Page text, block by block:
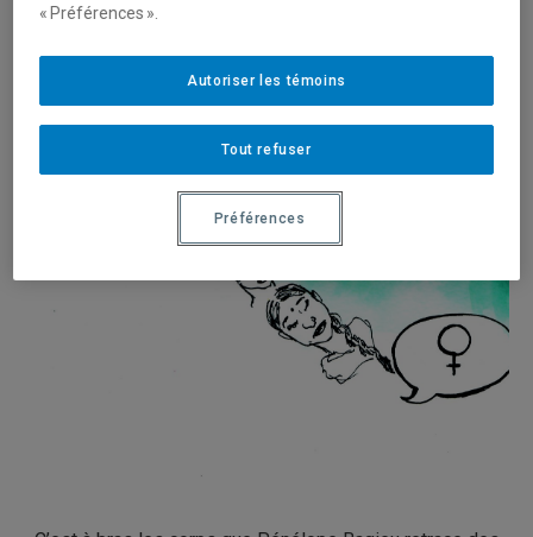
« Préférences ».
Tout refuser
Autoriser les témoins
Préférences